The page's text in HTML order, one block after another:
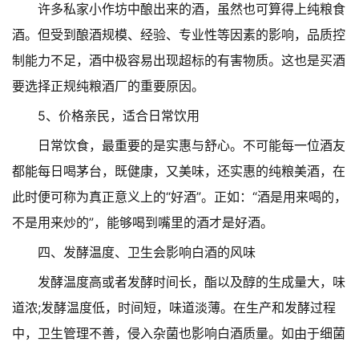
许多私家小作坊中酿出来的酒，虽然也可算得上纯粮食
酒。但受到酿酒规模、经验、专业性等因素的影响，品质控
制能力不足，酒中极容易出现超标的有害物质。这也是买酒
要选择正规纯粮酒厂的重要原因。
5、价格亲民，适合日常饮用
日常饮食，最重要的是实惠与舒心。不可能每一位酒友
都能每日喝茅台，既健康，又美味，还实惠的纯粮美酒，在
此时便可称为真正意义上的“好酒”。正如：“酒是用来喝的，
不是用来炒的”，能够喝到嘴里的酒才是好酒。
四、发酵温度、卫生会影响白酒的风味
发酵温度高或者发酵时间长，酯以及醇的生成量大，味
道浓;发酵温度低，时间短，味道淡薄。在生产和发酵过程
中，卫生管理不善，侵入杂菌也影响白酒质量。如由于细菌